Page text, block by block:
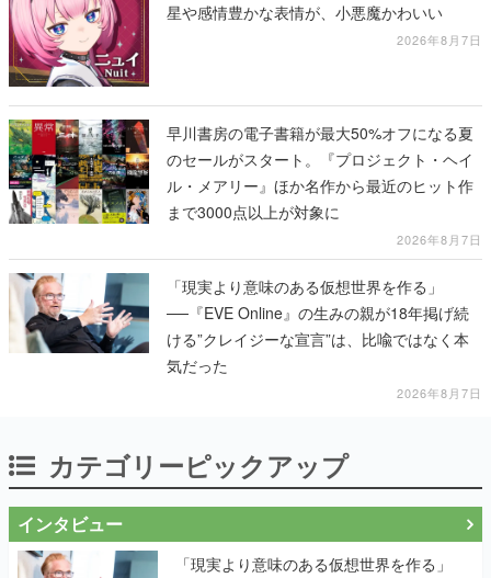
星や感情豊かな表情が、小悪魔かわいい
2026年8月7日
早川書房の電子書籍が最大50%オフになる夏
のセールがスタート。『プロジェクト・ヘイ
ル・メアリー』ほか名作から最近のヒット作
まで3000点以上が対象に
2026年8月7日
「現実より意味のある仮想世界を作る」
──『EVE Online』の生みの親が18年掲げ続
ける”クレイジーな宣言”は、比喩ではなく本
気だった
2026年8月7日
カテゴリーピックアップ
インタビュー
「現実より意味のある仮想世界を作る」